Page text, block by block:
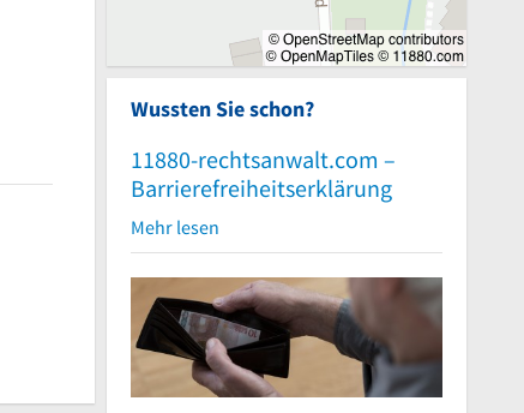
Wussten Sie schon?
11880-rechtsanwalt.com –
Barrierefreiheitserklärung
Mehr lesen